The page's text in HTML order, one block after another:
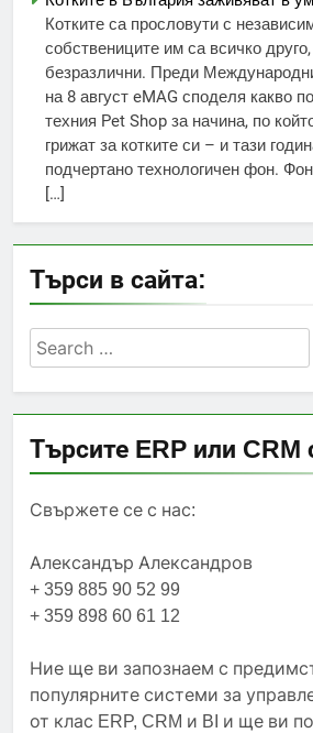
Котките са прословути с
собствениците им са всичко
безразлични. Преди
на 8 август eMAG споделя какво
техния Pet Shop за начина, по
грижат за котките си – и тази
подчертано технологичен фон.
[…]
Търси в сайта:
Search
for:
Търсите ERP или CRM
Свържете се с нас:
Александър Александров
+ 359 885 90 52 99
+ 359 898 60 61 12
Ние ще ви запознаем с
популярните системи за
от клас ERP, CRM и BI и ще ви